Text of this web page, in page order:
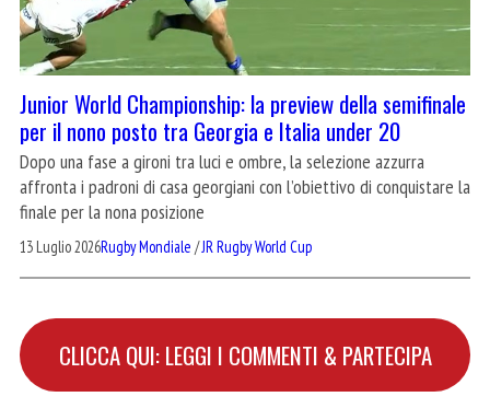
Junior World Championship: la preview della semifinale
per il nono posto tra Georgia e Italia under 20
Dopo una fase a gironi tra luci e ombre, la selezione azzurra
affronta i padroni di casa georgiani con l’obiettivo di conquistare la
finale per la nona posizione
13 Luglio 2026Rugby Mondiale /JR Rugby World Cup
CLICCA QUI: LEGGI I COMMENTI & PARTECIPA